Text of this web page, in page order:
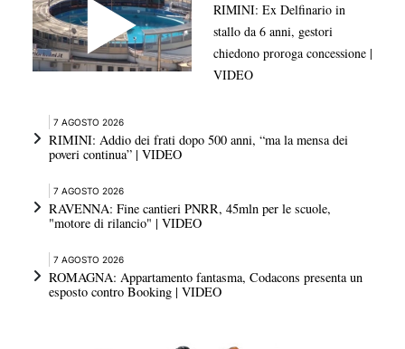
RIMINI: Ex Delfinario in
stallo da 6 anni, gestori
chiedono proroga concessione |
VIDEO
7 AGOSTO 2026
RIMINI: Addio dei frati dopo 500 anni, “ma la mensa dei
poveri continua” | VIDEO
7 AGOSTO 2026
RAVENNA: Fine cantieri PNRR, 45mln per le scuole,
"motore di rilancio" | VIDEO
7 AGOSTO 2026
ROMAGNA: Appartamento fantasma, Codacons presenta un
esposto contro Booking | VIDEO